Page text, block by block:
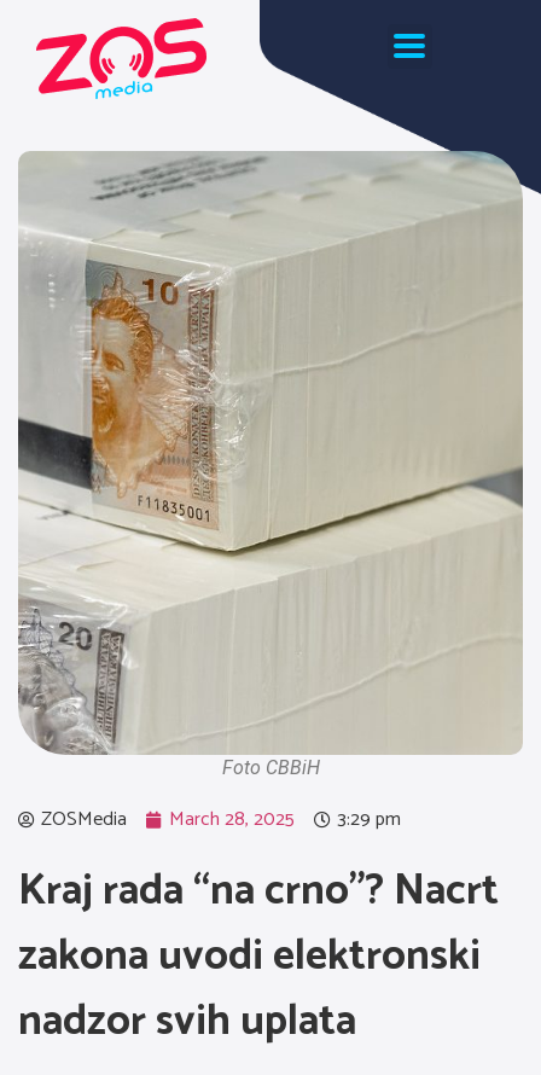
Foto CBBiH
ZOSMedia March 28, 2025 3:29 pm
Kraj rada “na crno”? Nacrt
zakona uvodi elektronski
nadzor svih uplata